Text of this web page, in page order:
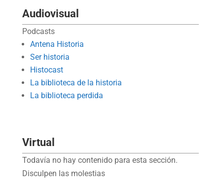
Audiovisual
Podcasts
Antena Historia
Ser historia
Histocast
La biblioteca de la historia
La biblioteca perdida
Virtual
Todavía no hay contenido para esta sección.
Disculpen las molestias